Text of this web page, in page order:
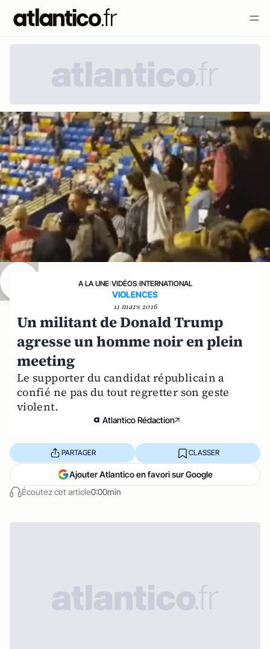
A LA UNE›VIDÉOS›INTERNATIONAL
VIOLENCES
11 mars 2016
Un militant de Donald Trump
agresse un homme noir en plein
meeting
Le supporter du candidat républicain a
confié ne pas du tout regretter son geste
violent.
Atlantico Rédaction
Écoutez cet article0:00min
PARTAGER CLASSER
Ajouter Atlantico en favori sur Google